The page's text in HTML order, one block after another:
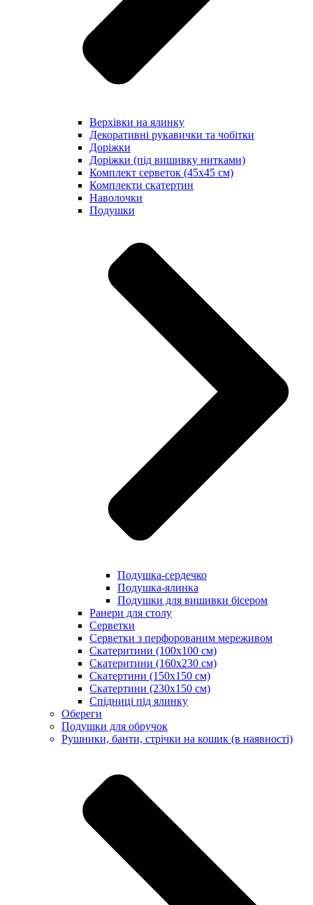
Верхівки на ялинку
Декоративні рукавички та чобітки
Доріжки
Доріжки (під вишивку нитками)
Комплект серветок (45х45 см)
Комплекти скатертин
Наволочки
Подушки
Подушка-сердечко
Подушка-ялинка
Подушки для вишивки бісером
Ранери для столу
Серветки
Серветки з перфорованим мереживом
Скатеритини (100х100 см)
Скатеритини (160х230 см)
Скатертини (150х150 см)
Скатертини (230х150 см)
Спідниці під ялинку
Обереги
Подушки для обручок
Рушники, банти, стрічки на кошик (в наявності)